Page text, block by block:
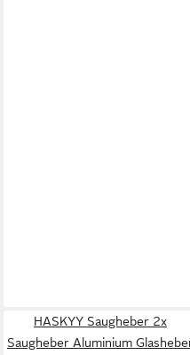
HASKYY Saugheber 2x
Saugheber Aluminium